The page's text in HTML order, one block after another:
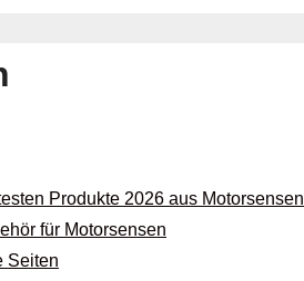
Produkte 2026 aus Motorsensen
für Motorsensen
Seiten